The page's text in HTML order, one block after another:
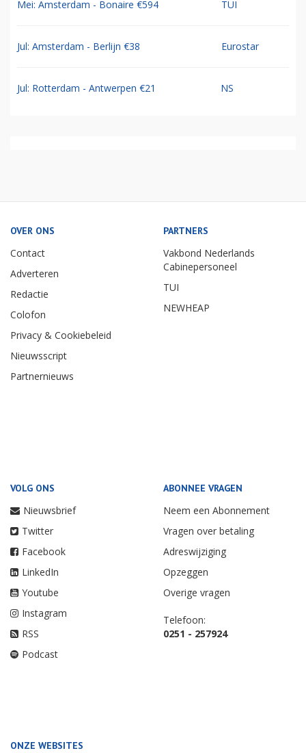
Mei: Amsterdam - Bonaire €594 TUI
Jul: Amsterdam - Berlijn €38 Eurostar
Jul: Rotterdam - Antwerpen €21 NS
OVER ONS
Contact
Adverteren
Redactie
Colofon
Privacy & Cookiebeleid
Nieuwsscript
Partnernieuws
PARTNERS
Vakbond Nederlands
Cabinepersoneel
TUI
NEWHEAP
VOLG ONS
Nieuwsbrief
Twitter
Facebook
LinkedIn
Youtube
Instagram
RSS
Podcast
ABONNEE VRAGEN
Neem een Abonnement
Vragen over betaling
Adreswijziging
Opzeggen
Overige vragen
Telefoon:
0251 - 257924
ONZE WEBSITES